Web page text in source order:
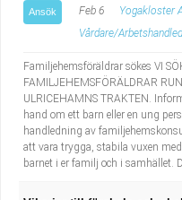
Ansök Feb 6
Yogakloster
Vårdare/
Familjehemsföräldrar sökes VI
FAMILJEHEMSFÖRÄLDRAR
ULRICEHAMNS TRAKTEN.
hand om ett barn eller en ung
handledning av
att vara trygga, stabila vuxen
barnet i er familj och i samhället.